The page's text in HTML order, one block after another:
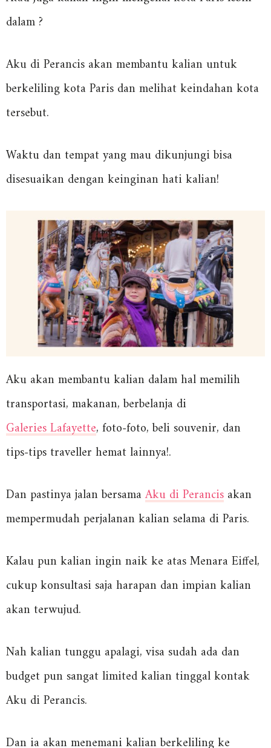
dalam ?
Aku di Perancis akan membantu kalian untuk
berkeliling kota Paris dan melihat keindahan kota
tersebut.
Waktu dan tempat yang mau dikunjungi bisa
disesuaikan dengan keinginan hati kalian!
Aku akan membantu kalian dalam hal memilih
transportasi, makanan, berbelanja di
Galeries Lafayette, foto-foto, beli souvenir, dan
tips-tips traveller hemat lainnya!.
Dan pastinya jalan bersamaAku di Perancis akan
mempermudah perjalanan kalian selama di Paris.
Kalau pun kalian ingin naik ke atas Menara Eiffel,
cukup konsultasi saja harapan dan impian kalian
akan terwujud.
Nah kalian tunggu apalagi, visa sudah ada dan
budget pun sangat limited kalian tinggal kontak
Aku di Perancis.
Dan ia akan menemani kalian berkeliling ke